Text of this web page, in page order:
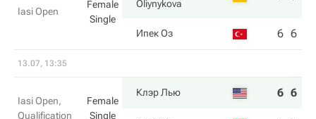
Iasi Open
Female
Single
Oliynykova
Ипек Оз 6 6
13.07, 13:35
Iasi Open,
Qualification
Female
Single
Клэр Лью 6 6